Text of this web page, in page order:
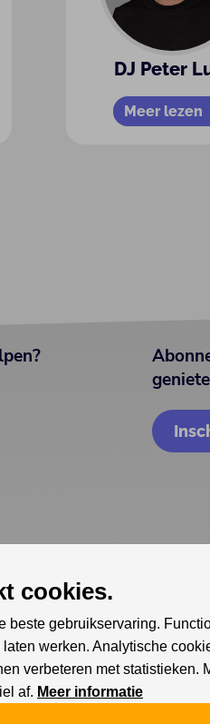
DJ Peter
Meer lezen
cookies.
beste gebruikservaring.
werken. Analytische
verbeteren met statistieken.
af. Meer informatie